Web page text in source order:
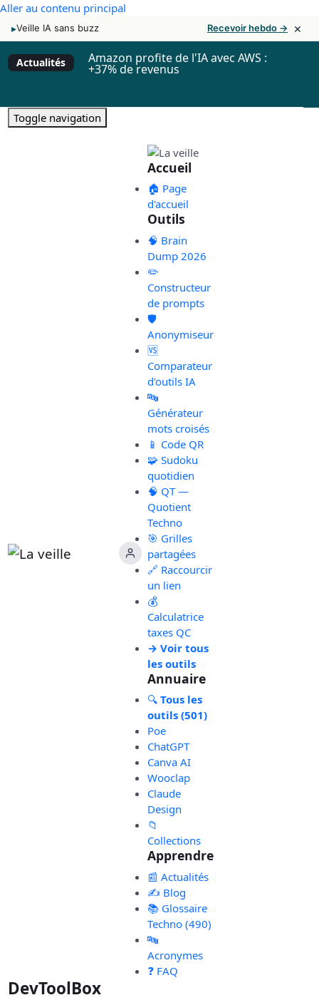
Aller au contenu principal
▸Veille IA sans buzz Recevoir hebdo → ×
Actualités Amazon profite de l'IA avec AWS :
+37% de revenus
Toggle navigation
Accueil
🏠 Page
d'accueil
Outils
🧠 Brain
Dump 2026
✏️
Constructeur
de prompts
🛡️
Anonymiseur
🆚
Comparateur
d'outils IA
🔤
Générateur
mots croisés
📱 Code QR
🧩 Sudoku
quotidien
🧠 QT —
Quotient
Techno
🎯 Grilles
partagées
🔗 Raccourcir
un lien
💰
Calculatrice
taxes QC
→ Voir tous
les outils
Annuaire
🔍 Tous les
outils (501)
Poe
ChatGPT
Canva AI
Wooclap
Claude
Design
📁
Collections
Apprendre
📰 Actualités
✍️ Blog
📚 Glossaire
Techno (490)
🔤
Acronymes
❓ FAQ
DevToolBox